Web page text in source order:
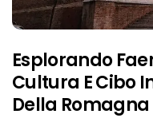
Esplorando
Cultura E Cibo
Della Romagna